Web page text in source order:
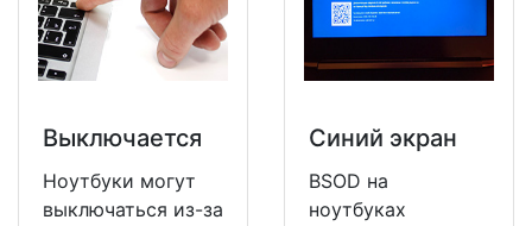
Выключается
Ноутбуки могут
выключаться из-за
Синий экран
BSOD на
ноутбуках